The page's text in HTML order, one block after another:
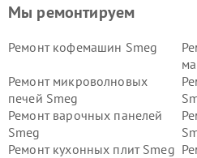
Мы ремонтируем
Ремонт кофемашин Smeg
Ремонт микроволновых
печей Smeg
Ремонт варочных панелей
Smeg
Ремонт кухонных плит Smeg